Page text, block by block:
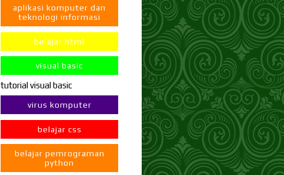
aplikasi komputer dan
teknologi informasi
belajar html
visual basic
tutorial visual basic
virus komputer
belajar css
belajar pemrograman
python